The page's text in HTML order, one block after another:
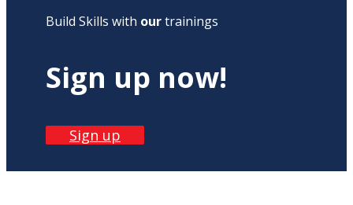
Build Skills with ourtrainings
Sign up now!
Sign up